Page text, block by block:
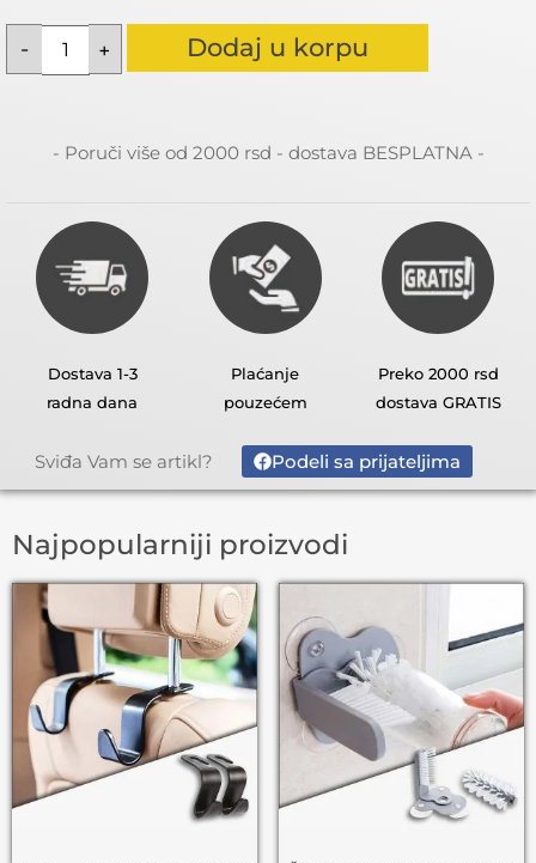
Dodaj u korpu
- Poruči više od 2000 rsd - dostava BESPLATNA -
Dostava 1-3
radna dana
Plaćanje
pouzećem
Preko 2000 rsd
dostava GRATIS
Sviđa Vam se artikl? Podeli sa prijateljima
Najpopularniji proizvodi